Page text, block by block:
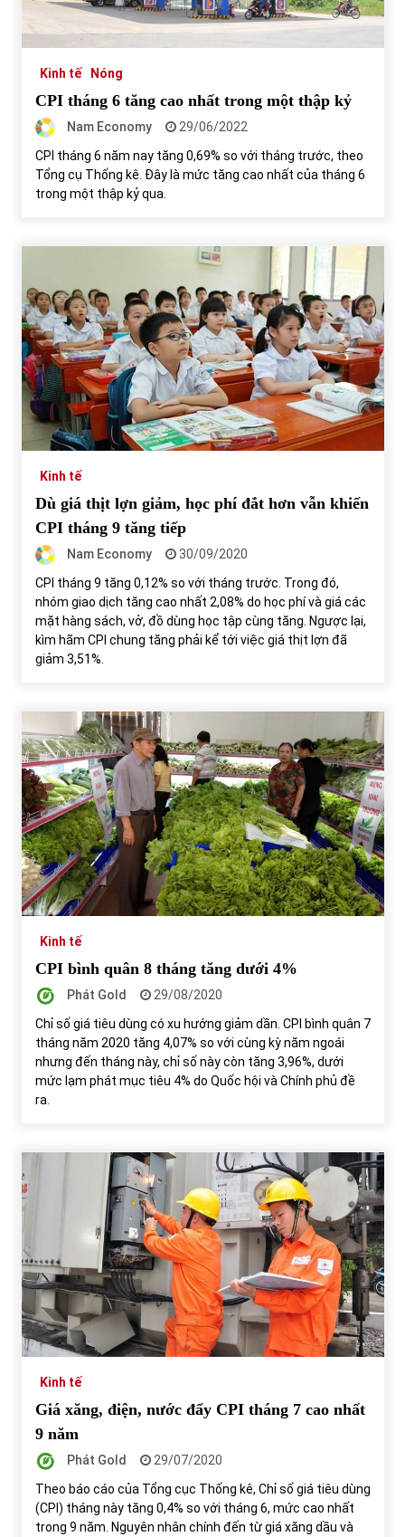
Tự doanh ngày 3.6.2022: CTCK mua ròng 28,7 tỷ đồng
31/05/2022
Bất ổn từ các cuộc đấu giá đất ở Thanh Hoá
Tiền gửi vào ngân hàng tiếp tục tăng mạnh
31/05/2022
S&P Ratings cập nhật xếp hạng tín nhiệm của
Vietcombank và Eximbank
31/05/2022
Chứng khoán ngày 30/5/2022: Top 10 cổ phiếu nổi bật
Phân tích giá tiền điện tử sau ngày thị trường lập kỷ lục
09/11/2021
Chứng khoán ngày 12/10/2021: Top 10 cổ phiếu nổi bật
13/10/2021
13/10/2021
Kinh tế Nóng
CPI tháng 6 tăng cao nhất trong một thập kỷ
Nam Economy
29/06/2022
CPI tháng 6 năm nay tăng 0,69% so với tháng trước, theo
Tổng cụ Thống kê. Đây là mức tăng cao nhất của tháng 6
trong một thập kỷ qua.
Kinh tế
Dù giá thịt lợn giảm, học phí đắt hơn vẫn khiến
CPI tháng 9 tăng tiếp
Nam Economy
30/09/2020
CPI tháng 9 tăng 0,12% so với tháng trước. Trong đó,
nhóm giao dịch tăng cao nhất 2,08% do học phí và giá các
mặt hàng sách, vở, đồ dùng học tập cùng tăng. Ngược lại,
kìm hãm CPI chung tăng phải kể tới việc giá thịt lợn đã
giảm 3,51%.
Kinh tế
CPI bình quân 8 tháng tăng dưới 4%
Phát Gold
29/08/2020
Chỉ số giá tiêu dùng có xu hướng giảm dần. CPI bình quân 7
tháng năm 2020 tăng 4,07% so với cùng kỳ năm ngoái
nhưng đến tháng này, chỉ số này còn tăng 3,96%, dưới
mức lạm phát mục tiêu 4% do Quốc hội và Chính phủ đề
ra.
Kinh tế
Giá xăng, điện, nước đẩy CPI tháng 7 cao nhất
9 năm
Phát Gold
29/07/2020
Theo báo cáo của Tổng cục Thống kê, Chỉ số giá tiêu dùng
(CPI) tháng này tăng 0,4% so với tháng 6, mức cao nhất
trong 9 năm. Nguyên nhân chính đến từ giá xăng dầu và